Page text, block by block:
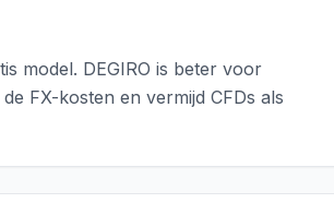
model. DEGIRO is beter voor
FX-kosten en vermijd CFDs als